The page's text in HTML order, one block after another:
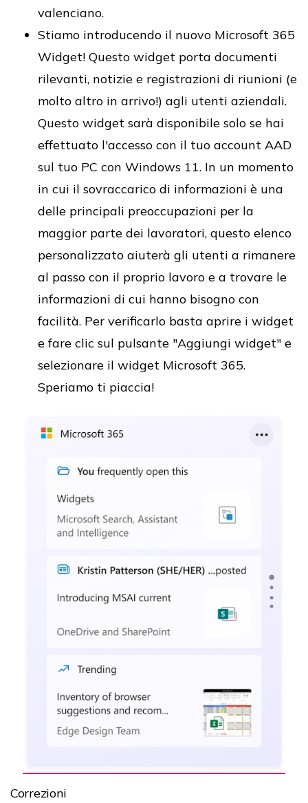
valenciano.
Stiamo introducendo il nuovo Microsoft 365
Widget! Questo widget porta documenti
rilevanti, notizie e registrazioni di riunioni (e
molto altro in arrivo!) agli utenti aziendali.
Questo widget sarà disponibile solo se hai
effettuato l'accesso con il tuo account AAD
sul tuo PC con Windows 11. In un momento
in cui il sovraccarico di informazioni è una
delle principali preoccupazioni per la
maggior parte dei lavoratori, questo elenco
personalizzato aiuterà gli utenti a rimanere
al passo con il proprio lavoro e a trovare le
informazioni di cui hanno bisogno con
facilità. Per verificarlo basta aprire i widget
e fare clic sul pulsante "Aggiungi widget" e
selezionare il widget Microsoft 365.
Speriamo ti piaccia!
Correzioni